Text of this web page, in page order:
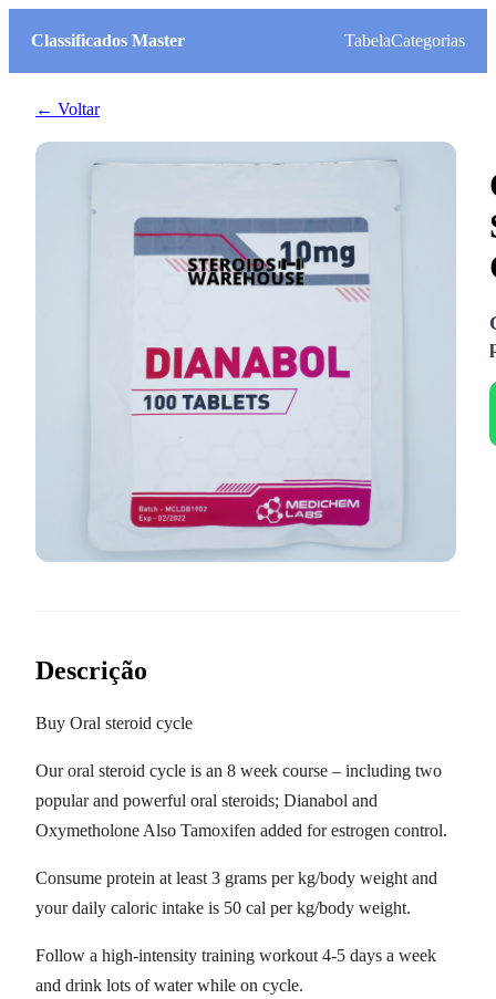
Classificados Master TabelaCategorias
← Voltar
Descrição
Buy Oral steroid cycle
Our oral steroid cycle is an 8 week course – including two
popular and powerful oral steroids; Dianabol and
Oxymetholone Also Tamoxifen added for estrogen control.
Consume protein at least 3 grams per kg/body weight and
your daily caloric intake is 50 cal per kg/body weight.
Follow a high-intensity training workout 4-5 days a week
and drink lots of water while on cycle.